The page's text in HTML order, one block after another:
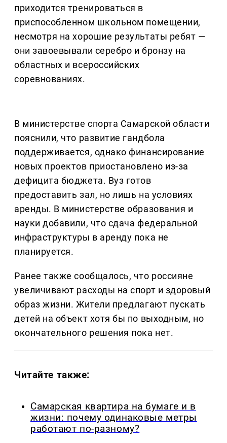
приходится тренироваться в
приспособленном школьном помещении,
несмотря на хорошие результаты ребят —
они завоевывали серебро и бронзу на
областных и всероссийских
соревнованиях.
В министерстве спорта Самарской области
пояснили, что развитие гандбола
поддерживается, однако финансирование
новых проектов приостановлено из-за
дефицита бюджета. Вуз готов
предоставить зал, но лишь на условиях
аренды. В министерстве образования и
науки добавили, что сдача федеральной
инфраструктуры в аренду пока не
планируется.
Ранее также сообщалось, что россияне
увеличивают расходы на спорт и здоровый
образ жизни. Жители предлагают пускать
детей на объект хотя бы по выходным, но
окончательного решения пока нет.
Читайте также:
Самарская квартира на бумаге и в
жизни: почему одинаковые метры
работают по-разному?